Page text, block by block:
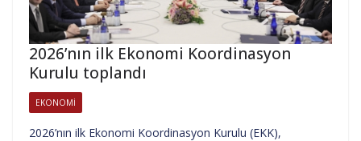
2026’nın ilk Ekonomi Koordinasyon
Kurulu toplandı
EKONOMI
2026’nın ilk Ekonomi Koordinasyon Kurulu (EKK),